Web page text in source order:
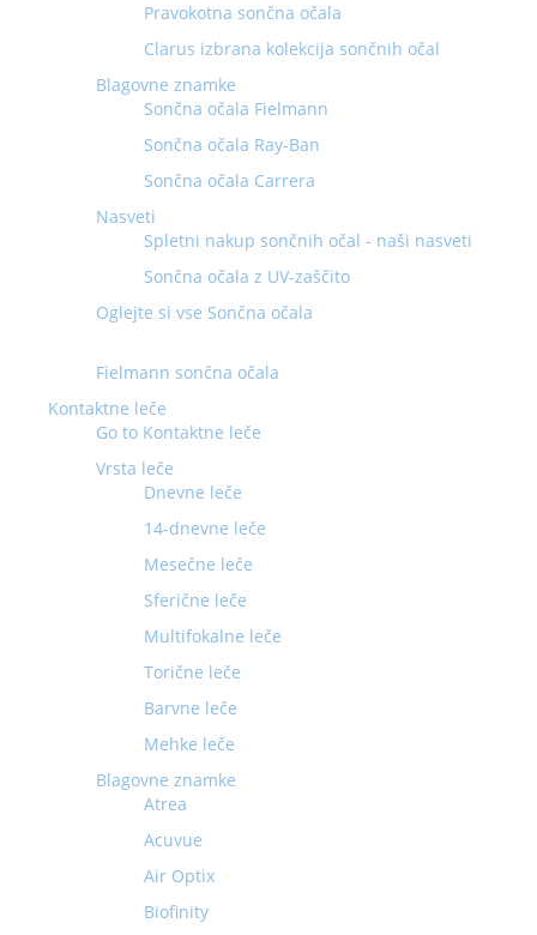
Pravokotna sončna očala
Clarus izbrana kolekcija sončnih očal
Blagovne znamke
Sončna očala Fielmann
Sončna očala Ray-Ban
Sončna očala Carrera
Nasveti
Spletni nakup sončnih očal - naši nasveti
Sončna očala z UV-zaščito
Oglejte si vse Sončna očala
Fielmann sončna očala
Kontaktne leče
Go to Kontaktne leče
Vrsta leče
Dnevne leče
14-dnevne leče
Mesečne leče
Sferične leče
Multifokalne leče
Torične leče
Barvne leče
Mehke leče
Blagovne znamke
Atrea
Acuvue
Air Optix
Biofinity